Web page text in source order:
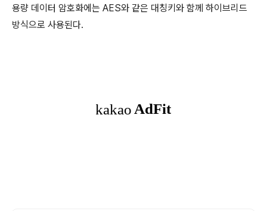
용량 데이터 암호화에는 AES와 같은 대칭키와 함께 하이브리드
방식으로 사용된다.